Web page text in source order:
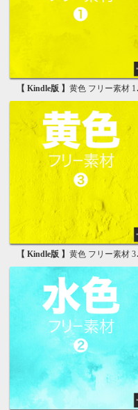
【 Kindle版 】 黄色 フリー素材 1 無料で使える背景画像集
【 Kindle版 】 黄色 フリー素材 3 無料で使える背景画像集